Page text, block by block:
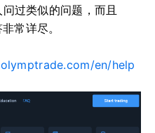
过类似的问题，而且
常详尽。
en/help